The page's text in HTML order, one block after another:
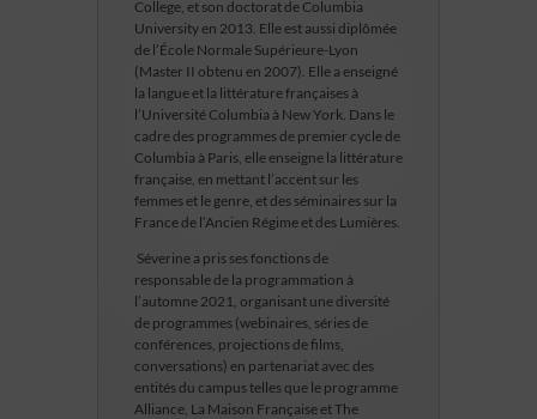
College, et son doctorat de Columbia
University en 2013. Elle est aussi diplômée
de l’École Normale Supérieure-Lyon
(Master II obtenu en 2007). Elle a enseigné
la langue et la littérature françaises à
l’Université Columbia à New York. Dans le
cadre des programmes de premier cycle de
Columbia à Paris, elle enseigne la littérature
française, en mettant l’accent sur les
femmes et le genre, et des séminaires sur la
France de l’Ancien Régime et des Lumières.
Séverine a pris ses fonctions de
responsable de la programmation à
l’automne 2021, organisant une diversité
de programmes (webinaires, séries de
conférences, projections de films,
conversations) en partenariat avec des
entités du campus telles que le programme
Alliance, La Maison Française et The